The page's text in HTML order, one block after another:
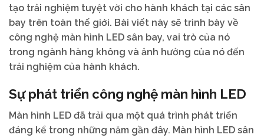
tạo trải nghiệm tuyệt vời cho hành khách tại các sân
bay trên toàn thế giới. Bài viết này sẽ trình bày về
công nghệ màn hình LED sân bay, vai trò của nó
trong ngành hàng không và ảnh hưởng của nó đến
trải nghiệm của hành khách.
Sự phát triển công nghệ màn hình LED
Màn hình LED đã trải qua một quá trình phát triển
đáng kể trong những năm gần đây. Màn hình LED sân